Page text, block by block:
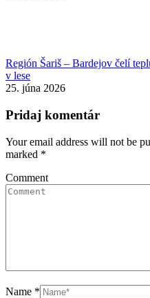
Región Šariš – Bardejov čelí
v lese
25. júna 2026
Pridaj komentár
Your email address will not be
marked *
Comment
Name *